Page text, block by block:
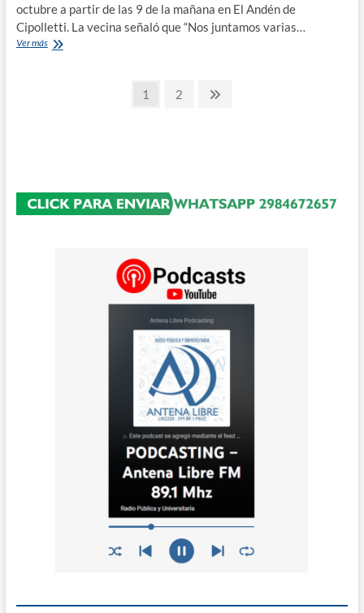
un
aborto
no
octubre a partir de las 9 de la mañana en El Andén de
Cipolletti. La vecina señaló que “Nos juntamos varias…
Ver másEncuentro
Página
1 Página
2